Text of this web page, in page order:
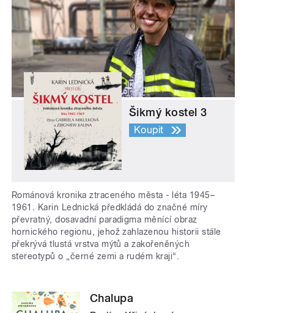
Šikmý kostel 3
Koupit
Románová kronika ztraceného města - léta 1945–
1961. Karin Lednická předkládá do značné míry
převratný, dosavadní paradigma měnící obraz
hornického regionu, jehož zahlazenou historii stále
překrývá tlustá vrstva mýtů a zakořeněných
stereotypů o „černé zemi a rudém kraji“.
Chalupa